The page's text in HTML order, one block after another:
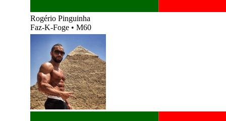
Rogério Pinguinha
Faz-K-Foge • M60